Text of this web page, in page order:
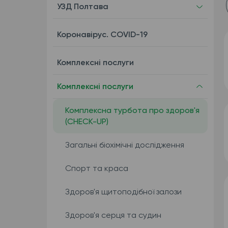
УЗД Полтава
Коронавірус. COVID-19
Комплекcні послуги
Комплексні послуги
Комплексна турбота про здоров'я
(CHECK-UP)
Загальні біохімічні дослідження
Спорт та краса
Здоров'я щитоподібної залози
Здоров'я серця та судин